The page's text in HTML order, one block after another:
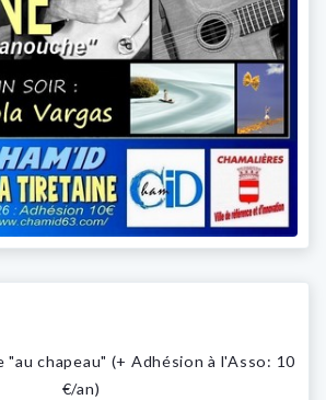
chapeau" (+ Adhésion à l'Asso: 10
€/an)